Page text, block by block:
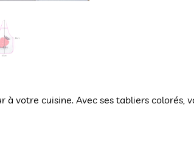
votre cuisine. Avec ses tabliers colorés,